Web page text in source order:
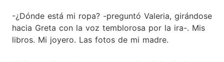
-¿Dónde está mi ropa? -preguntó Valeria, girándose
hacia Greta con la voz temblorosa por la ira-. Mis
libros. Mi joyero. Las fotos de mi madre.